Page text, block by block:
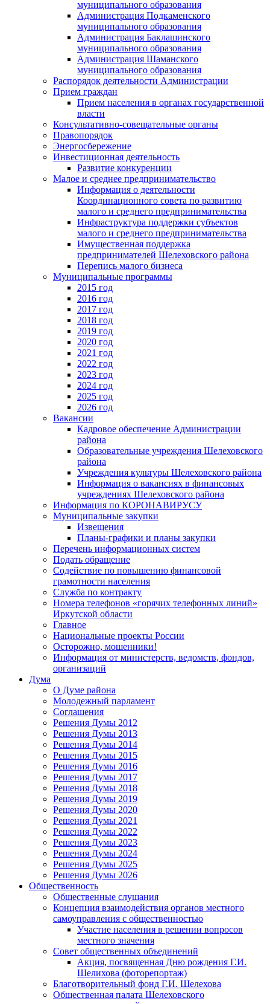
муниципального образования
Администрация Подкаменского
муниципального образования
Администрация Баклашинского
муниципального образования
Администрация Шаманского
муниципального образования
Распорядок деятельности Администрации
Прием граждан
Прием населения в органах государственной
власти
Консультативно-совещательные органы
Правопорядок
Энергосбережение
Инвестиционная деятельность
Развитие конкуренции
Малое и среднее предпринимательство
Информация о деятельности
Координационного совета по развитию
малого и среднего предпринимательства
Инфраструктура поддержки субъектов
малого и среднего предпринимательства
Имущественная поддержка
предпринимателей Шелеховского района
Перепись малого бизнеса
Муниципальные программы
2015 год
2016 год
2017 год
2018 год
2019 год
2020 год
2021 год
2022 год
2023 год
2024 год
2025 год
2026 год
Вакансии
Кадровое обеспечение Администрации
района
Образовательные учреждения Шелеховского
района
Учреждения культуры Шелеховского района
Информация о вакансиях в финансовых
учреждениях Шелеховского района
Информация по КОРОНАВИРУСУ
Муниципальные закупки
Извещения
Планы-графики и планы закупки
Перечень информационных систем
Подать обращение
Содействие по повышению финансовой
грамотности населения
Служба по контракту
Номера телефонов «горячих телефонных линий»
Иркутской области
Главное
Национальные проекты России
Осторожно, мошенники!
Информация от министерств, ведомств, фондов,
организаций
Дума
О Думе района
Молодежный парламент
Соглашения
Решения Думы 2012
Решения Думы 2013
Решения Думы 2014
Решения Думы 2015
Решения Думы 2016
Решения Думы 2017
Решения Думы 2018
Решения Думы 2019
Решения Думы 2020
Решения Думы 2021
Решения Думы 2022
Решения Думы 2023
Решения Думы 2024
Решения Думы 2025
Решения Думы 2026
Общественность
Общественные слушания
Концепция взаимодействия органов местного
самоуправления с общественностью
Участие населения в решении вопросов
местного значения
Совет общественных объединений
Акция, посвященная Дню рождения Г.И.
Шелихова (фоторепортаж)
Благотворительный фонд Г.И. Шелехова
Общественная палата Шелеховского